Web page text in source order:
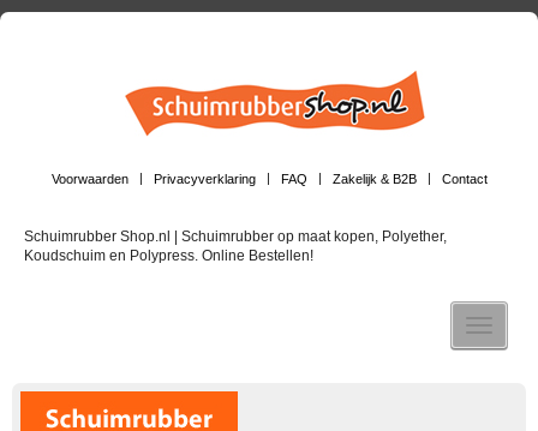
Voorwaarden Privacyverklaring FAQ Zakelijk & B2B Contact
Schuimrubber Shop.nl | Schuimrubber op maat kopen, Polyether,
Koudschuim en Polypress. Online Bestellen!
Toggle